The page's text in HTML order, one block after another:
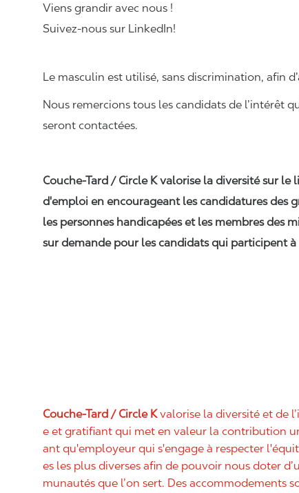
Viens grandir avec nous !
Suivez-nous sur LinkedIn!
Le masculin est utilisé, sans discrimination, afin
Nous remercions tous les candidats de l’intérêt
seront contactées.
Couche-Tard / Circle K valorise la diversité sur
d'emploi en encourageant les candidatures des
les personnes handicapées et les membres des
sur demande pour les candidats qui participent
Couche-Tard / Circle Kvalorise la diversité et de
e et gratifiant qui met en valeur la contribution
ant qu'employeur qui s'engage à respecter
es les plus diverses afin de pouvoir nous doter
munautés que l’on sert. Des accommodements